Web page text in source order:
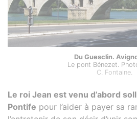
Du Guesclin.
Le pont Bénezet.
C. Fontaine.
Le roi Jean est venu d’abord
Pontife pour l’aider à payer sa